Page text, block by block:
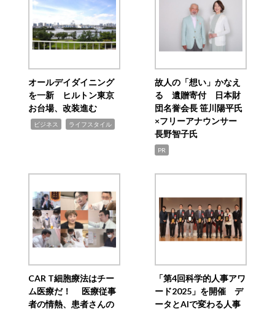
オールデイダイニング
を一新 ヒルトン東京
お台場、改装進む
ビジネス ライフスタイル
故人の「想い」かなえ
る 遺贈寄付 日本財
団名誉会長 笹川陽平氏
×フリーアナウンサー
長野智子氏
PR
CAR T細胞療法はチー
ム医療だ！ 医療従事
者の情熱、患者さんの
「第4回科学的人事アワ
ード2025」を開催 デ
ータとAIで変わる人事